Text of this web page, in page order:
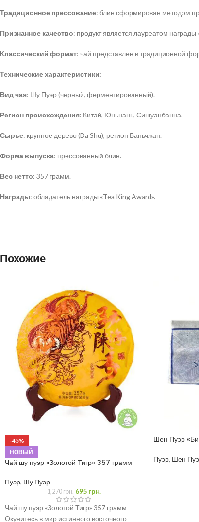
Традиционное прессование: блин сформирован методом
Признанное качество: продукт является лауреатом
Классический формат: чай представлен в традиционной
Технические характеристики:
Вид чая: Шу Пуэр (черный, ферментированный).
Регион происхождения: Китай, Юньнань, Сишуанбанна.
Сырье: крупное дерево (Da Shu), регион Баньчжан.
Форма выпуска: прессованный блин.
Вес нетто: 357 грамм.
Награды: обладатель награды «Tea King Award».
Похожие
-45%
НОВЫЙ
Чай шу пуэр «Золотой Тигр» 357 грамм.
Пуэр, Шу Пуэр
1,270грн. 695 грн.
Чай шу пуэр «Золотой Тигр» 357 грамм
Окунитесь в мир истинного восточного
Шен Пуэр
Пуэр, Шен